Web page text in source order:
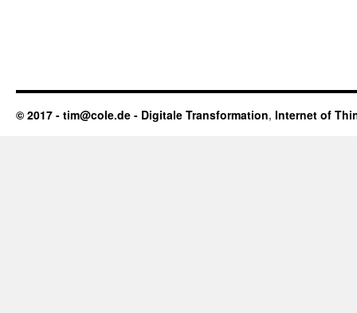
© 2017 - tim@cole.de - Digitale Transformation, Internet of